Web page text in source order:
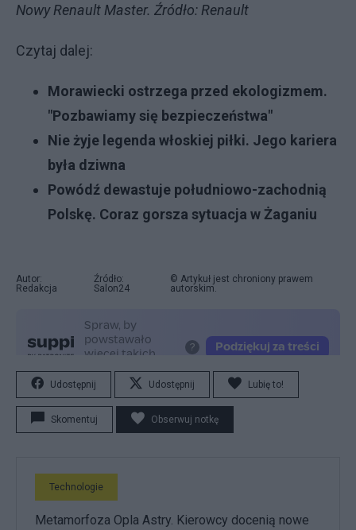
Nowy Renault Master. Źródło: Renault
Czytaj dalej:
Morawiecki ostrzega przed ekologizmem.
"Pozbawiamy się bezpieczeństwa"
Nie żyje legenda włoskiej piłki. Jego kariera
była dziwna
Powódź dewastuje południowo-zachodnią
Polskę. Coraz gorsza sytuacja w Żaganiu
Autor:
Redakcja
Źródło:
Salon24
© Artykuł jest chroniony prawem
autorskim.
Udostępnij Udostępnij Lubię to!
Skomentuj Obserwuj notkę
Technologie
Metamorfoza Opla Astry. Kierowcy docenią nowe